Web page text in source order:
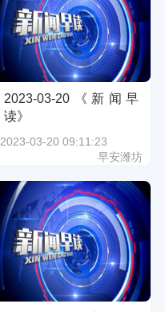
2023-03-20《新闻早
读》
2023-03-20 09:11:23
早安潍坊